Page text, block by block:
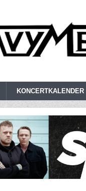
KONCERTKALENDER